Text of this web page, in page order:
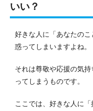
いい？
好きな人に「あなたの
惑ってしまいますよね。
それは尊敬や応援の気
ってしまうものです。
ここでは、好きな人に